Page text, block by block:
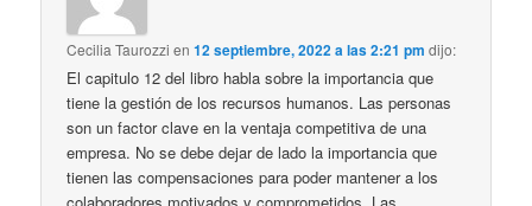
Cecilia Taurozzi en12 septiembre, 2022 a las 2:21 pm dijo:
El capitulo 12 del libro habla sobre la importancia que
tiene la gestión de los recursos humanos. Las personas
son un factor clave en la ventaja competitiva de una
empresa. No se debe dejar de lado la importancia que
tienen las compensaciones para poder mantener a los